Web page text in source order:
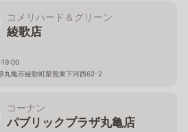
コメリハード＆グリーン
綾歌店
丸亀市綾歌町栗熊東下河西62-2
コーナン
パブリックプラザ丸亀店